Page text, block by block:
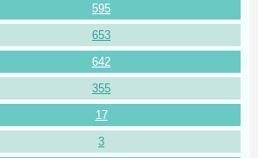
595
653
642
355
17
3